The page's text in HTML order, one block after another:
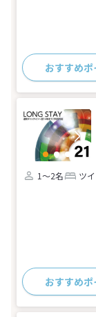
おすすめポ
1～2名 ツ
おすすめポ